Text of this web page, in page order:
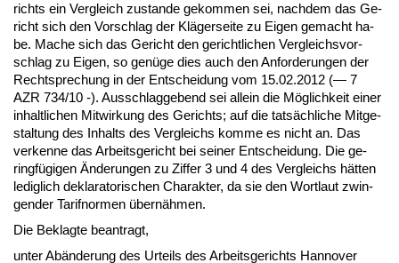
richts ein Ver­gleich zu­stan­de ge­kom­men sei, nach­dem das Ge­
richt sich den Vor­schlag der Kläger­sei­te zu Ei­gen ge­macht ha­
be. Ma­che sich das Ge­richt den ge­richt­li­chen Ver­gleichs­vor­
schlag zu Ei­gen, so genüge dies auch den An­for­de­run­gen der
Recht­spre­chung in der Ent­schei­dung vom 15.02.2012 (— 7
AZR 734/10 -). Aus­schlag­ge­bend sei al­lein die Möglich­keit ei­ner
in­halt­li­chen Mit­wir­kung des Ge­richts; auf die tatsächli­che Mit­ge­
stal­tung des In­halts des Ver­gleichs kom­me es nicht an. Das
ver­ken­ne das Ar­beits­ge­richt bei sei­ner Ent­schei­dung. Die ge­
ringfügi­gen Ände­run­gen zu Zif­fer 3 und 4 des Ver­gleichs hätten
le­dig­lich de­kla­ra­to­ri­schen Cha­rak­ter, da sie den Wort­laut zwin­
gen­der Ta­rif­nor­men übernähmen.
Die Be­klag­te be­an­tragt,
un­ter Abände­rung des Ur­teils des Ar­beits­ge­richts Han­no­ver